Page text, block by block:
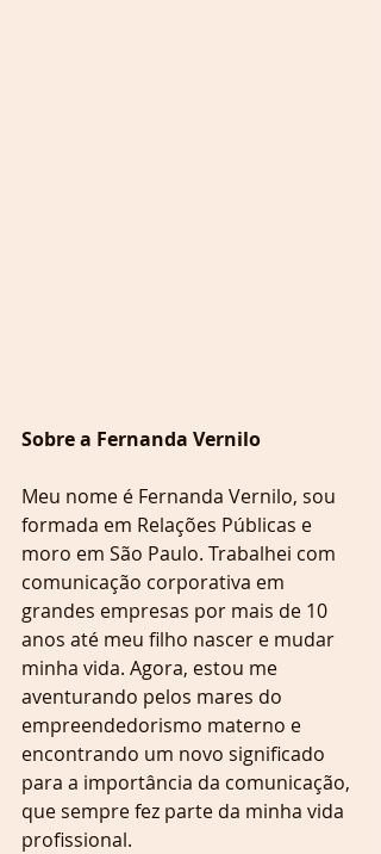
Sobre a Fernanda Vernilo
Meu nome é Fernanda Vernilo, sou
formada em Relações Públicas e
moro em São Paulo. Trabalhei com
comunicação corporativa em
grandes empresas por mais de 10
anos até meu filho nascer e mudar
minha vida. Agora, estou me
aventurando pelos mares do
empreendedorismo materno e
encontrando um novo significado
para a importância da comunicação,
que sempre fez parte da minha vida
profissional.